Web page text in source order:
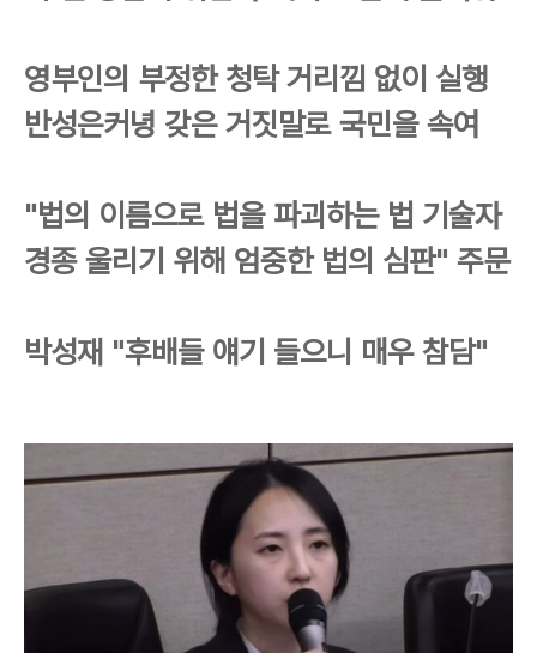
영부인의 부정한 청탁 거리낌 없이 실행
반성은커녕 갖은 거짓말로 국민을 속여
"법의 이름으로 법을 파괴하는 법 기술자
경종 울리기 위해 엄중한 법의 심판" 주문
박성재 "후배들 얘기 들으니 매우 참담"